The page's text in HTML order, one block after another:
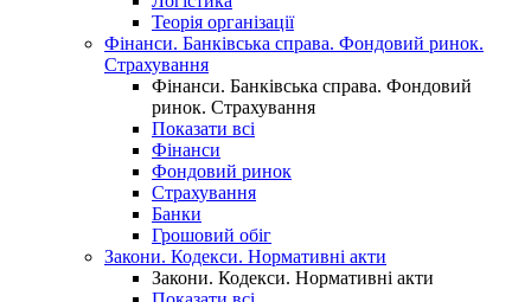
Теорія організації
Фінанси. Банківська справа. Фондовий ринок.
Страхування
Фінанси. Банківська справа. Фондовий
ринок. Страхування
Показати всі
Фінанси
Фондовий ринок
Страхування
Банки
Грошовий обіг
Закони. Кодекси. Нормативні акти
Закони. Кодекси. Нормативні акти